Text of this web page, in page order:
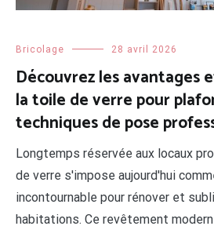
Bricolage 28 avril 2026
Découvrez les avantages
la toile de verre pour
techniques de pose
Longtemps réservée aux locaux
de verre s'impose aujourd'hui
incontournable pour rénover et
habitations. Ce revêtement